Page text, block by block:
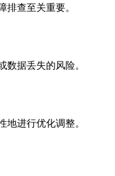
查至关重要。
据丢失的风险。
进行优化调整。